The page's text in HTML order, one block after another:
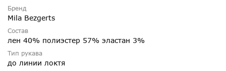
Бренд
Mila Bezgerts
Состав
лен 40% полиэстер 57% эластан 3%
Тип рукава
до линии локтя